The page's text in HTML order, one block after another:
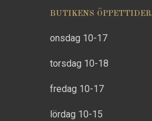
BUTIKENS ÖPPETTIDER
onsdag 10-17
torsdag 10-18
fredag 10-17
lördag 10-15